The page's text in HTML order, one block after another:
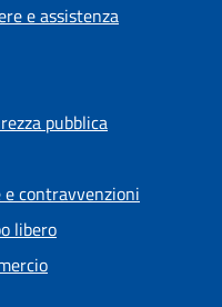
e assistenza
pubblica
contravvenzioni
libero